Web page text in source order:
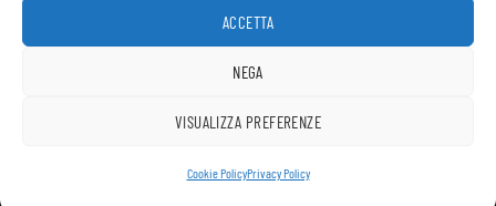
ACCETTA
NEGA
VISUALIZZA PREFERENZE
Cookie PolicyPrivacy Policy
Termini e